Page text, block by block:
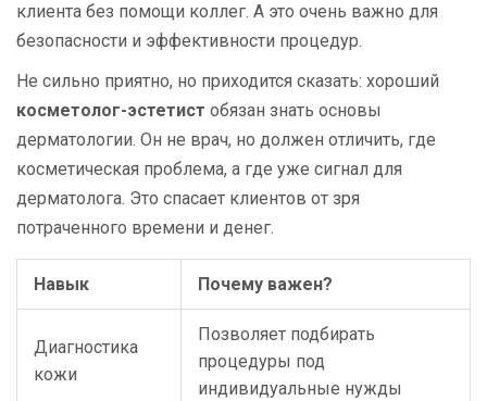
клиента без помощи коллег. А это очень важно для
безопасности и эффективности процедур.
Не сильно приятно, но приходится сказать: хороший
косметолог-эстетист обязан знать основы
дерматологии. Он не врач, но должен отличить, где
косметическая проблема, а где уже сигнал для
дерматолога. Это спасает клиентов от зря
потраченного времени и денег.
Навык Почему важен?
Диагностика
кожи
Позволяет подбирать
процедуры под
индивидуальные нужды